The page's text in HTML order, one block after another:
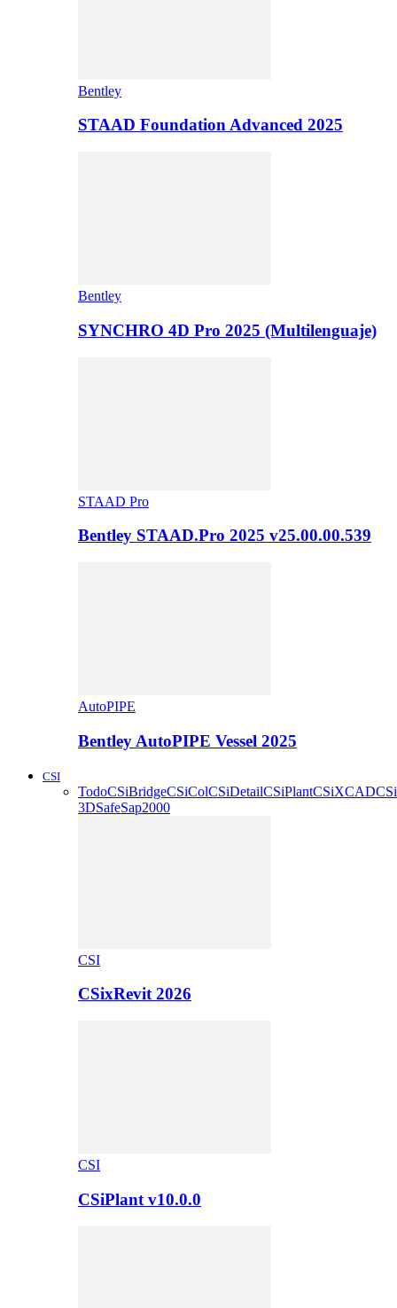
Bentley
STAAD Foundation Advanced 2025
Bentley
SYNCHRO 4D Pro 2025 (Multilenguaje)
STAAD Pro
Bentley STAAD.Pro 2025 v25.00.00.539
AutoPIPE
Bentley AutoPIPE Vessel 2025
CSI
TodoCSiBridgeCSiColCSiDetailCSiPlantCSiXCAD
3DSafeSap2000
CSI
CSixRevit 2026
CSI
CSiPlant v10.0.0